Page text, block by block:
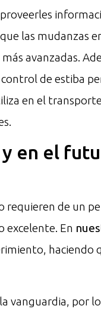
las mudanzas
avanzadas.
de estiba
en el
y en el
requieren de un
excelente. En
haciendo
vanguardia, por